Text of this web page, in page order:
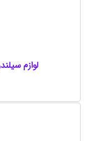
لوازم سیلندر